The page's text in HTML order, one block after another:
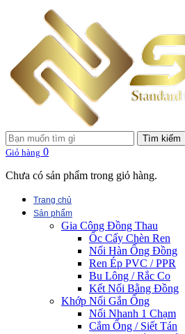
Tìm kiếm
Giỏ hàng 0
Chưa có sản phẩm trong giỏ hàng.
Trang chủ
Sản phẩm
Gia Công Đồng Thau
Ốc Cấy Chèn Ren
Nối Hàn Ống Đồng
Ren Ép PVC / PPR
Bu Lông / Rắc Co
Kết Nối Bằng Đồng
Khớp Nối Gắn Ống
Nối Nhanh 1 Chạm
Cắm Ống / Siết Tán